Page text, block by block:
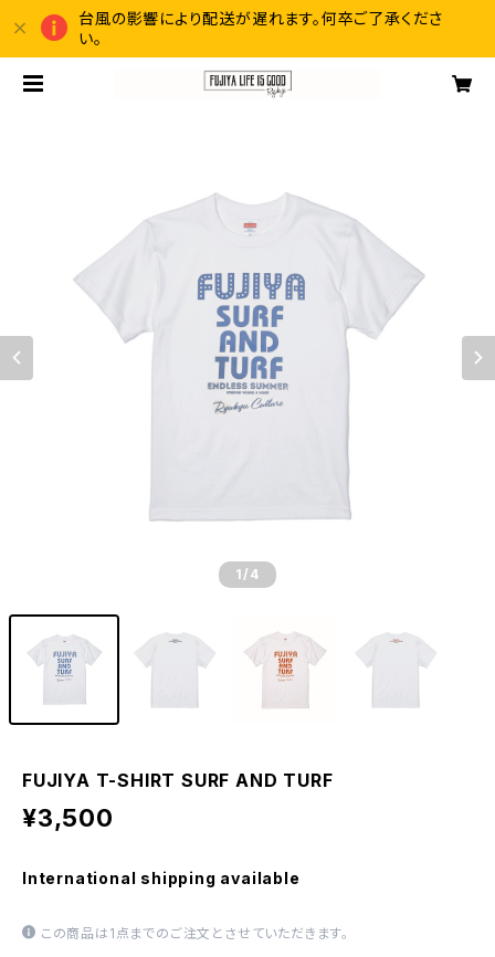
台風の影響により配送が遅れます。何卒ご了承くださ
い。
1 /4
FUJIYA T-SHIRT SURF AND TURF
¥3,500
International shipping available
この商品は1点までのご注文とさせていただきます。